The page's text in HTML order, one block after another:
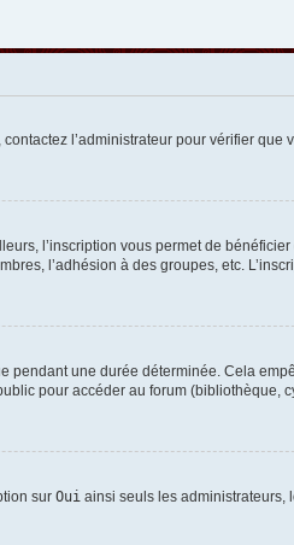
l’administrateur pour vérifier que
l’inscription vous permet de
l’adhésion à des groupes, etc.
pendant une durée déterminée. Cela
pour accéder au forum (bibliothèque,
sur Oui ainsi seuls les administrateurs,